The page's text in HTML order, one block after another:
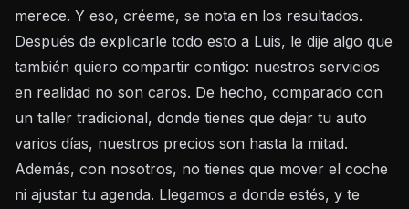
merece. Y eso, créeme, se nota en los resultados.
Después de explicarle todo esto a Luis, le dije algo que
también quiero compartir contigo: nuestros servicios
en realidad no son caros. De hecho, comparado con
un taller tradicional, donde tienes que dejar tu auto
varios días, nuestros precios son hasta la mitad.
Además, con nosotros, no tienes que mover el coche
ni ajustar tu agenda. Llegamos a donde estés, y te